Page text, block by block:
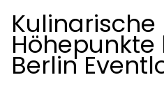
Kulinarische
Höhepunkte
Berlin